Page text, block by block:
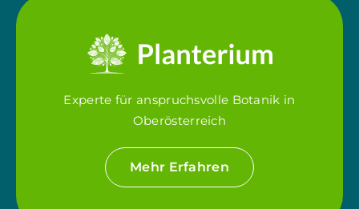
Experte für anspruchsvolle Botanik in
Oberösterreich
Mehr Erfahren